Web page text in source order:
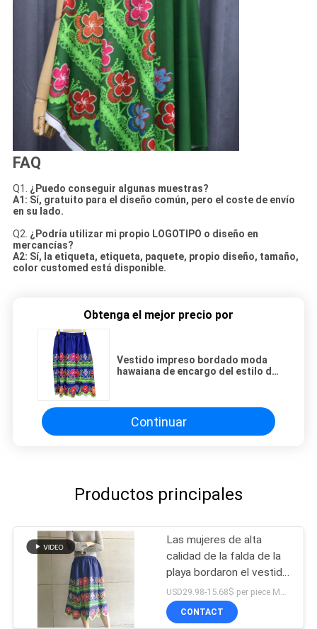
FAQ
Q1. ¿Puedo conseguir algunas muestras?
A1: Sí, gratuito para el diseño común, pero el coste de envío
en su lado.
Q2. ¿Podría utilizar mi propio LOGOTIPO o diseño en
mercancías?
A2: Sí, la etiqueta, etiqueta, paquete, propio diseño, tamaño,
color customed está disponible.
Obtenga el mejor precio por
Vestido impreso bordado moda
hawaiana de encargo del estilo de
Continuar
Productos principales
Las mujeres de alta
calidad de la falda de la
playa bordaron el vestido
de flores impreso de
encargo cómodo y
respirable
USD29.98-15.68$ per piece MOQ:10 pedazos
CONTACT